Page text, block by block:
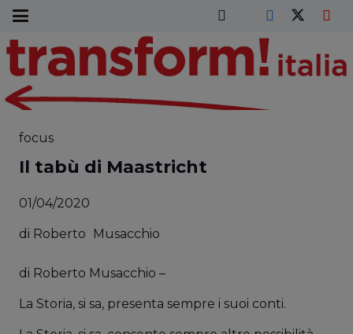
focus
Il tabù di Maastricht
01/04/2020
di Roberto Musacchio
di Roberto Musacchio –
La Storia, si sa, presenta sempre i suoi conti.